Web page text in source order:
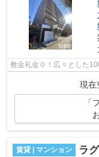
敷金礼金０！広々とした
現在
「
賃貸 | マンション ラ